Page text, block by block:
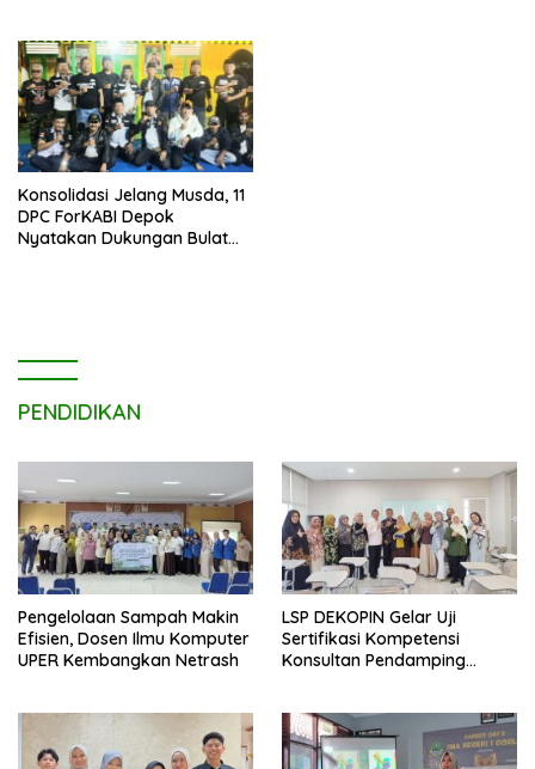
Konsolidasi Jelang Musda, 11
DPC ForKABI Depok
Nyatakan Dukungan Bulat
PENDIDIKAN
Pengelolaan Sampah Makin
Efisien, Dosen Ilmu Komputer
UPER Kembangkan Netrash
LSP DEKOPIN Gelar Uji
Sertifikasi Kompetensi
Konsultan Pendamping